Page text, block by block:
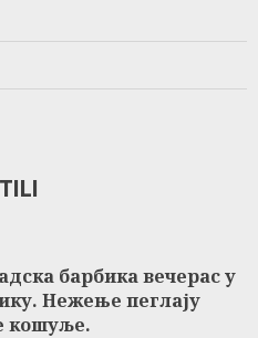
барбика вечерас у
Нежење пеглају
кошуље.